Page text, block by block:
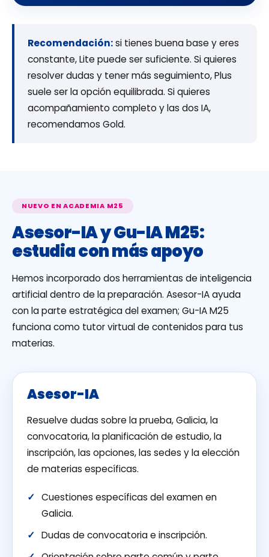
Recomendación:si tienes buena base y eres
constante, Lite puede ser suficiente. Si quieres
resolver dudas y tener más seguimiento, Plus
suele ser la opción equilibrada. Si quieres
acompañamiento completo y las dos IA,
recomendamos Gold.
NUEVO EN ACADEMIA M25
Asesor-IA y Gu-IA M25:
estudia con más apoyo
Hemos incorporado dos herramientas de inteligencia
artificial dentro de la preparación. Asesor-IA ayuda
con la parte estratégica del examen; Gu-IA M25
funciona como tutor virtual de contenidos para tus
materias.
Asesor-IA
Resuelve dudas sobre la prueba, Galicia, la
convocatoria, la planificación de estudio, la
inscripción, las opciones, las sedes y la elección
de materias específicas.
Cuestiones específicas del examen en
Galicia.
Dudas de convocatoria e inscripción.